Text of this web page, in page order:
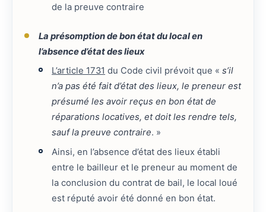
de la preuve contraire
La présomption de bon état du local en
l’absence d’état des lieux
L’article 1731 du Code civil prévoit que «s’il
n’a pas été fait d’état des lieux, le preneur est
présumé les avoir reçus en bon état de
réparations locatives, et doit les rendre tels,
sauf la preuve contraire. »
Ainsi, en l’absence d’état des lieux établi
entre le bailleur et le preneur au moment de
la conclusion du contrat de bail, le local loué
est réputé avoir été donné en bon état.